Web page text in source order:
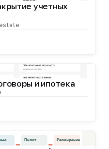
учетных
и ипотека